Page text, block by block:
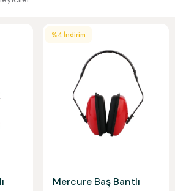
%4 İndirim
Mercure Baş Bantlı